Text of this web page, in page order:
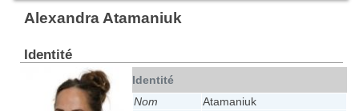
Alexandra Atamaniuk
Identité
Identité
Nom
Atamaniuk